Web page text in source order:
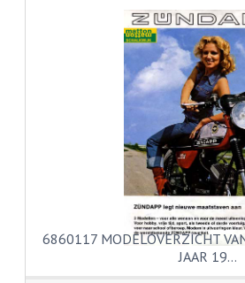
KABELS
SPIEGELS
STUREN
TELLER ONDERDELEN
TELLERS COMPLEET
TANK
VERLICHTING EN
6860117 MODELOVERZICHT
JAAR 19…